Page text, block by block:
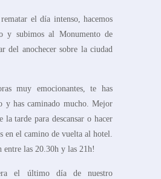
el día intenso, hacemos
y subimos al Monumento de
del anochecer sobre la ciudad
muy emocionantes, te has
y has caminado mucho. Mejor
la tarde para descansar o hacer
en el camino de vuelta al hotel.
entre las 20.30h y las 21h!
el último día de nuestro